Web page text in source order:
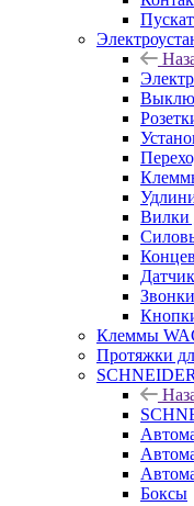
Вилки
Звонки
Клеммы
Протяжки
SCHNEIDER
Боксы